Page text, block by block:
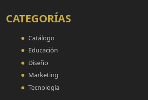
CATEGORÍAS
Catálogo
Educación
Diseño
Marketing
Tecnología